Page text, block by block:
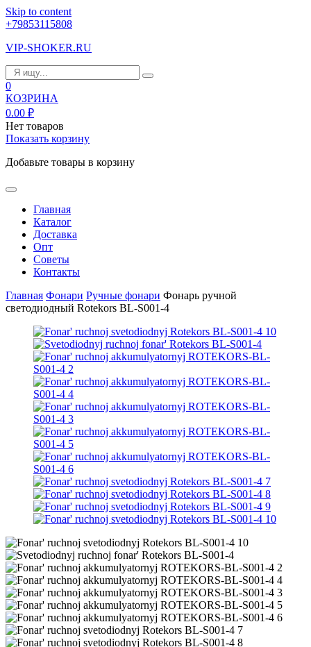
Skip to content
+79853115808
VIP-SHOKER.RU
0
КОЗРИНА
0.00 ₽
Нет товаров
Показать корзину
Добавьте товары в корзину
Главная
Каталог
Доставка
Опт
Советы
Контакты
Главная Фонари Ручные фонари Фонарь ручной
светодиодный Rotekors BL-S001-4